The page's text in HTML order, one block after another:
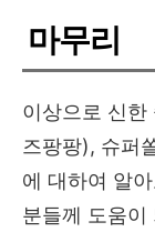
마무리
이상으로 신한
즈팡팡), 슈퍼
에 대하여 알
분들께 도움이